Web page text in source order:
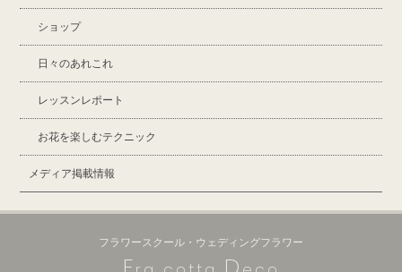
ショップ
日々のあれこれ
レッスンレポート
お花を楽しむテクニック
メディア掲載情報
フラワースクール・ウェディングフラワー